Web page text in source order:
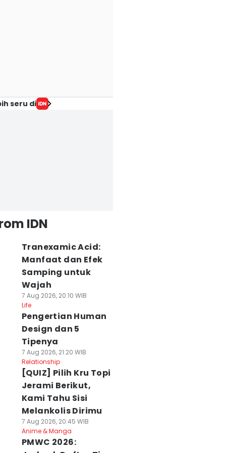
seru di
IDN
Tranexamic Acid:
Manfaat dan Efek
Samping untuk
Wajah
7 Aug 2026, 20:10 WIB
Life
Pengertian Human
Design dan 5
Tipenya
7 Aug 2026, 21:20 WIB
Relationship
[QUIZ] Pilih Kru Topi
Jerami Berikut,
Kami Tahu Sisi
Melankolis Dirimu
7 Aug 2026, 20:45 WIB
Anime & Manga
PMWC 2026: